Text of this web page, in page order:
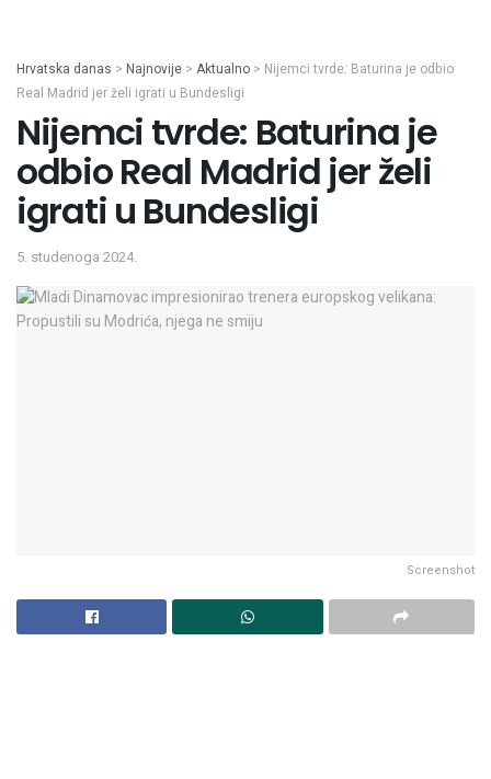
Hrvatska danas > Najnovije > Aktualno > Nijemci tvrde: Baturina je odbio
Real Madrid jer želi igrati u Bundesligi
Nijemci tvrde: Baturina je
odbio Real Madrid jer želi
igrati u Bundesligi
5. studenoga 2024.
Screenshot